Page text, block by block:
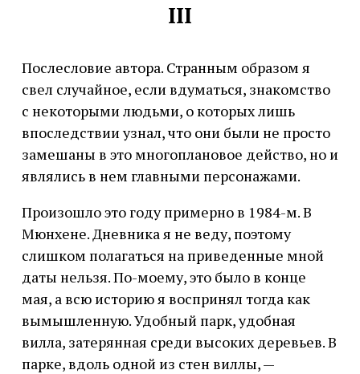
III
Послесловие автора. Странным образом я
свел случайное, если вдуматься, знакомство
с некоторыми людьми, о которых лишь
впоследствии узнал, что они были не просто
замешаны в это многоплановое действо, но и
являлись в нем главными персонажами.
Произошло это году примерно в 1984-м. В
Мюнхене. Дневника я не веду, поэтому
слишком полагаться на приведенные мной
даты нельзя. По-моему, это было в конце
мая, а всю историю я воспринял тогда как
вымышленную. Удобный парк, удобная
вилла, затерянная среди высоких деревьев. В
парке, вдоль одной из стен виллы, —